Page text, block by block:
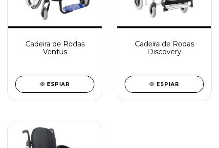
Cadeira de Rodas
Ventus
ESPIAR
Cadeira de Rodas
Discovery
ESPIAR